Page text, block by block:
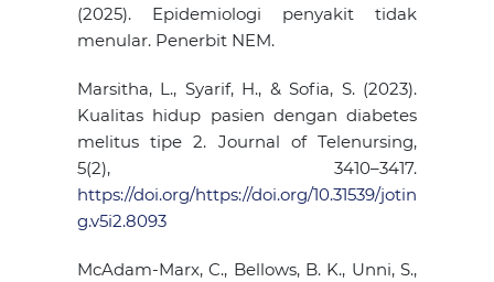
(2025). Epidemiologi penyakit tidak
menular. Penerbit NEM.
Marsitha, L., Syarif, H., & Sofia, S. (2023).
Kualitas hidup pasien dengan diabetes
melitus tipe 2. Journal of Telenursing,
5(2), 3410–3417.
https://doi.org/https://doi.org/10.31539/jotin
g.v5i2.8093
McAdam‐Marx, C., Bellows, B. K., Unni, S.,